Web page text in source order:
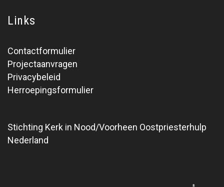
Links
Contactformulier
Projectaanvragen
Privacybeleid
Herroepingsformulier
Stichting Kerk in Nood/Voorheen Oostpriesterhulp
Nederland